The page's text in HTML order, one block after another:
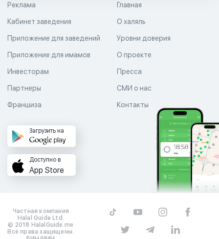
Главная
О халяль
Уровни доверия
Реклама
Кабинет заведения
Приложение для заведений
Приложение для имамов О проекте
Пресса
СМИ о нас
Контакты
Инвесторам
Партнеры
Франшиза
Загрузить на
Доступно в
App Store
Частная компания
Halal Guide Ltd.
© 2018 HalalGuide.me
Все права защищены.